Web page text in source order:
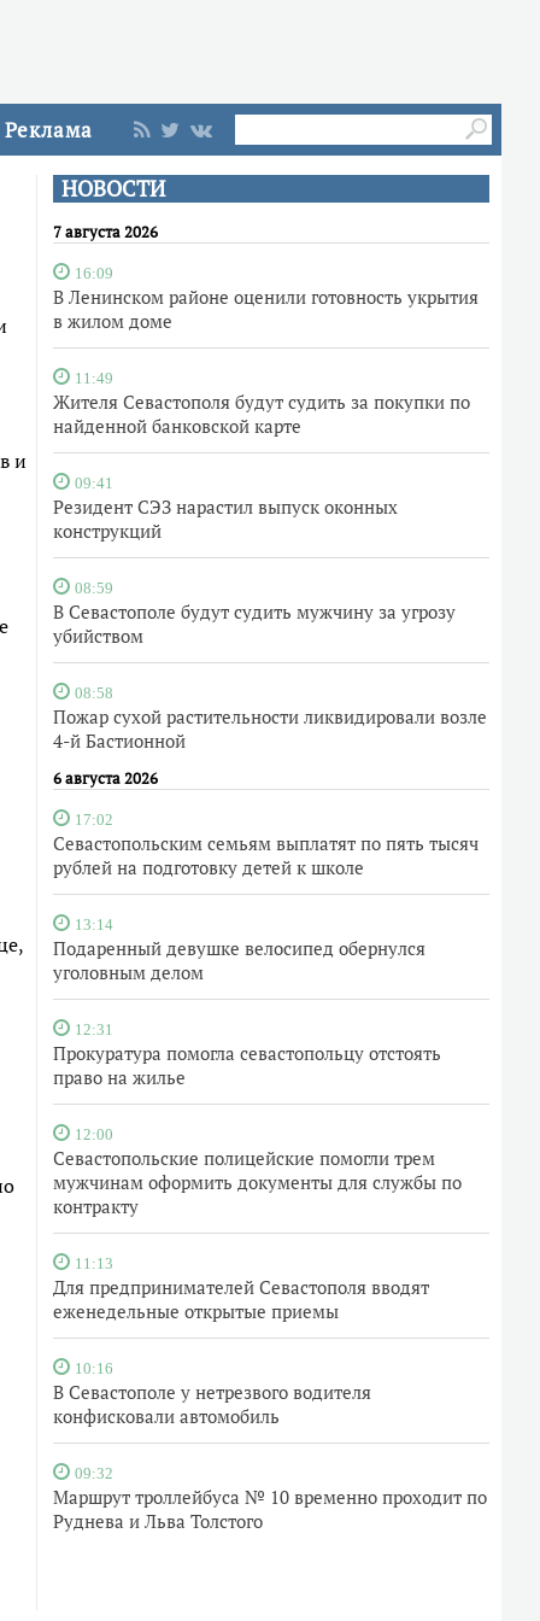
Реклама
НОВОСТИ
7 августа 2026
16:09
В Ленинском районе оценили готовность укрытия
в жилом доме
11:49
Жителя Севастополя будут судить за покупки по
найденной банковской карте
09:41
Резидент СЭЗ нарастил выпуск оконных
конструкций
08:59
В Севастополе будут судить мужчину за угрозу
убийством
08:58
Пожар сухой растительности ликвидировали возле
4-й Бастионной
6 августа 2026
17:02
Севастопольским семьям выплатят по пять тысяч
рублей на подготовку детей к школе
13:14
Подаренный девушке велосипед обернулся
уголовным делом
12:31
Прокуратура помогла севастопольцу отстоять
право на жилье
12:00
Севастопольские полицейские помогли трем
мужчинам оформить документы для службы по
контракту
11:13
Для предпринимателей Севастополя вводят
еженедельные открытые приемы
10:16
В Севастополе у нетрезвого водителя
конфисковали автомобиль
09:32
Маршрут троллейбуса № 10 временно проходит по
Руднева и Льва Толстого
и